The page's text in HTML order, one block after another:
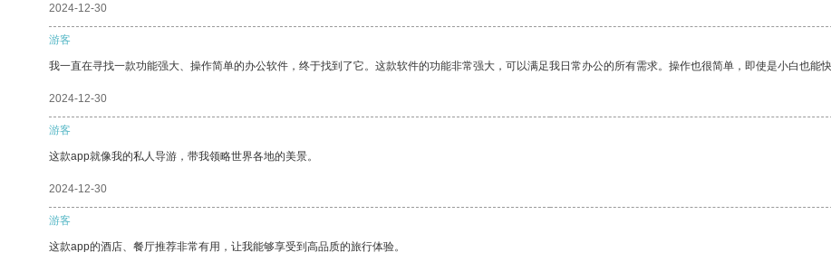
2024-12-30
游客
我一直在寻找一款功能强大、操作简单的办公软件，终于找到了它。这款软件的功能非常强大，可以满足我日常办公的所有需求。操作也很简单，即使是小白也能快
2024-12-30
游客
这款app就像我的私人导游，带我领略世界各地的美景。
2024-12-30
游客
这款app的酒店、餐厅推荐非常有用，让我能够享受到高品质的旅行体验。